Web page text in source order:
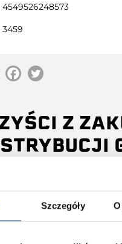
Szczegóły
4549526248573
3459
Z